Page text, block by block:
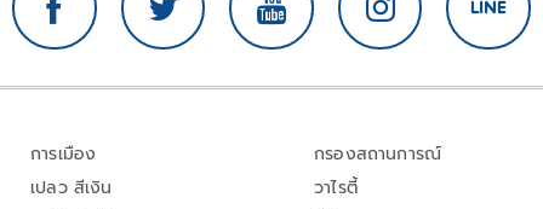
การเมือง
เปลว สีเงิน
กรองสถานการณ์
วาไรตี้